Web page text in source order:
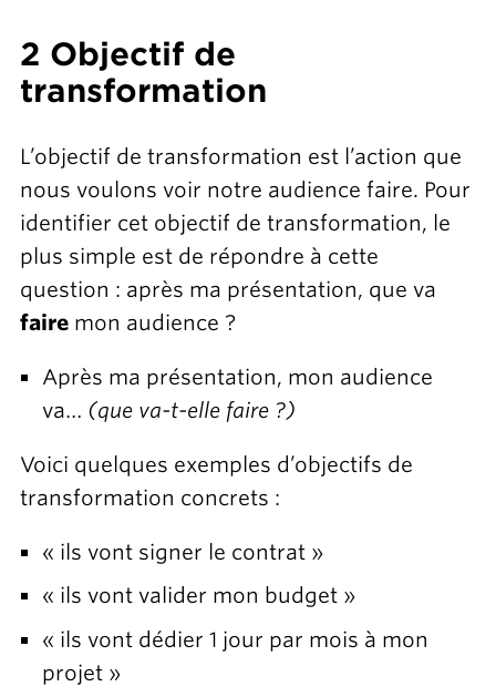
2 Objectif de
transformation
L’objectif de transformation est l’action que
nous voulons voir notre audience faire. Pour
identifier cet objectif de transformation, le
plus simple est de répondre à cette
question : après ma présentation, que va
fairemon audience ?
Après ma présentation, mon audience
va… (que va-t-elle faire ?)
Voici quelques exemples d’objectifs de
transformation concrets :
« ils vont signer le contrat »
« ils vont valider mon budget »
« ils vont dédier 1 jour par mois à mon
projet »